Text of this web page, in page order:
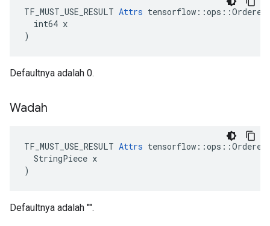
TF_MUST_USE_RESULT Attrs
  int64 x
)
Defaultnya adalah 0.
Wadah
TF_MUST_USE_RESULT Attrs
  StringPiece x
)
Defaultnya adalah "".